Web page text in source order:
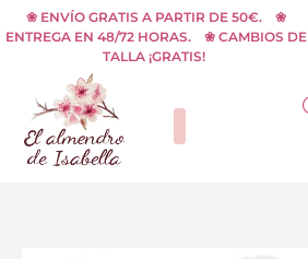
al
contenido
❀ ENVÍO GRATIS A PARTIR DE 50€. ❀
ENTREGA EN 48/72 HORAS. ❀ CAMBIOS DE
TALLA ¡GRATIS!